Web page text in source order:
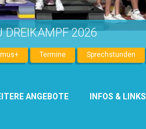
DREIKAMPF 2026
Termine Sprechstunden
ANGEBOTE INFOS & LINKS